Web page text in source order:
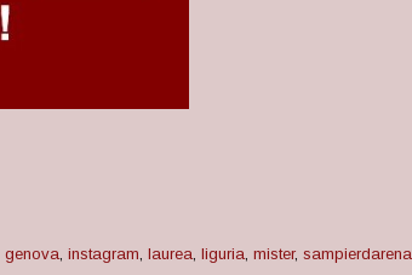
genova, instagram, laurea, liguria, mister, sampierdarena